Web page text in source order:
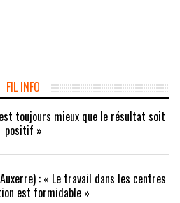
FIL INFO
toujours mieux que le résultat soit
positif »
: « Le travail dans les centres
est formidable »